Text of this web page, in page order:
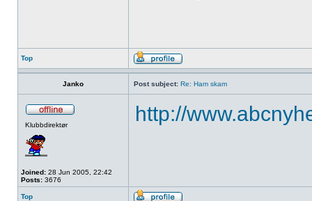
Top
Janko Post subject: Re: Ham skam
Klubbdirektør
Joined: 28 Jun 2005, 22:42
Posts: 3676
http://
Top